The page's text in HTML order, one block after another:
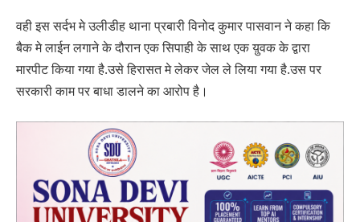
वही इस सर्दभ मे उलीडीह थाना प्रबारी विनोद कुमार पासवान ने कहा कि
बैक मे लाईन लगाने के दौरान एक सिपाही के साथ एक य़ुवक के द्वारा
मारपीट किया गया है.उसे हिरासत मे लेकर जेल ले लिया गया है.उस पर
सरकारी काम पर बाधा डालने का आरोप है।